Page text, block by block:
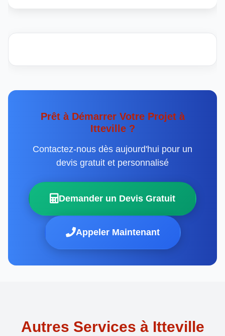
Prêt à Démarrer Votre Projet à
Itteville ?
Contactez-nous dès aujourd'hui pour un
devis gratuit et personnalisé
Demander un Devis Gratuit
Appeler Maintenant
Autres Services à Itteville